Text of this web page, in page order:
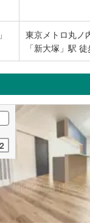
東京メトロ丸ノ
「新大塚」駅
2